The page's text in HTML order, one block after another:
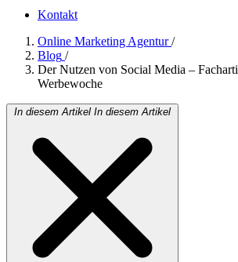
Kontakt
Online Marketing Agentur /
Blog /
Der Nutzen von Social Media –
Werbewoche
In diesem Artikel In diesem Artikel